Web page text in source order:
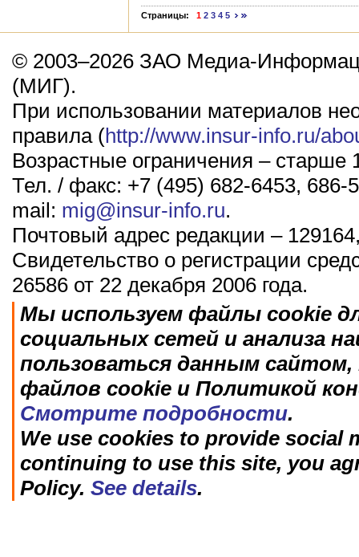
Страницы: 1 2 3 4 5
© 2003–2026 ЗАО Медиа-
(МИГ).
При использовании материалов
правила (http://www.insur-info.ru/
Возрастные ограничения – старше
Тел. / факс: +7 (495) 682-6453, 686-
mail: mig@insur-info.ru.
Почтовый адрес редакции –
Свидетельство о регистрации
26586 от 22 декабря 2006 года.
Мы используем файлы cookie
социальных сетей и анализа
пользоваться данным
файлов cookie и Политикой
Смотрите подробности.
We use cookies to provide social
continuing to use this site, you
Policy. See details.